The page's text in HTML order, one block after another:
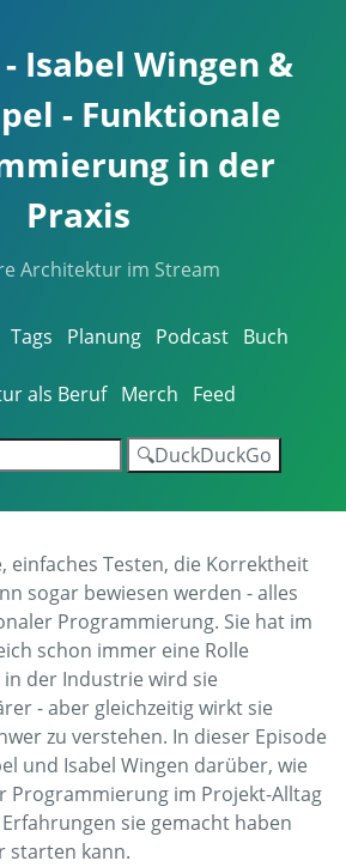
- Isabel Wingen &
- Funktionale
in der
Praxis
Architektur im Stream
Tags Planung Podcast Buch
als Beruf Merch Feed
🔍DuckDuckGo
einfaches Testen, die Korrektheit
sogar bewiesen werden - alles
Programmierung. Sie hat im
schon immer eine Rolle
der Industrie wird sie
- aber gleichzeitig wirkt sie
zu verstehen. In dieser Episode
und Isabel Wingen darüber, wie
Programmierung im Projekt-Alltag
sie gemacht haben
starten kann.